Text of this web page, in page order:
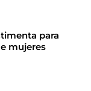
para
mujeres